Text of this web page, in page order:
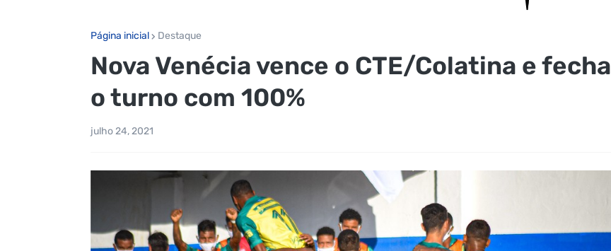
Página inicial Destaque
Nova Venécia vence o CTE/Colatina e fecha
o turno com 100%
julho 24, 2021